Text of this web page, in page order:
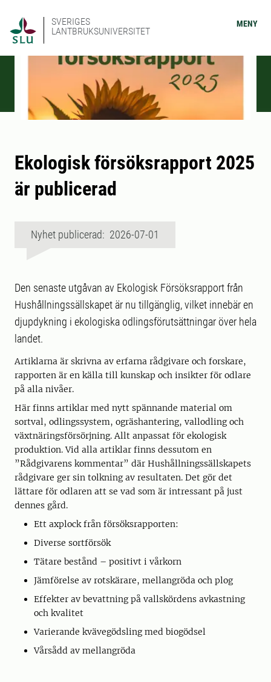
SVERIGES
LANTBRUKSUNIVERSITET
MENY
Ekologisk försöksrapport 2025
är publicerad
Nyhet publicerad: 2026-07-01
Den senaste utgåvan av Ekologisk Försöksrapport från
Hushållningssällskapet är nu tillgänglig, vilket innebär en
djupdykning i ekologiska odlingsförutsättningar över hela
landet.
Artiklarna är skrivna av erfarna rådgivare och forskare,
rapporten är en källa till kunskap och insikter för odlare
på alla nivåer.
Här finns artiklar med nytt spännande material om
sortval, odlingssystem, ogräshantering, vallodling och
växtnäringsförsörjning. Allt anpassat för ekologisk
produktion. Vid alla artiklar finns dessutom en
”Rådgivarens kommentar” där Hushållningssällskapets
rådgivare ger sin tolkning av resultaten. Det gör det
lättare för odlaren att se vad som är intressant på just
dennes gård.
Ett axplock från försöksrapporten:
Diverse sortförsök
Tätare bestånd – positivt i vårkorn
Jämförelse av rotskärare, mellangröda och plog
Effekter av bevattning på vallskördens avkastning
och kvalitet
Varierande kvävegödsling med biogödsel
Vårsådd av mellangröda